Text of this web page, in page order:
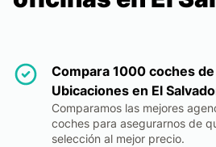
Compara 1000 coches
Ubicaciones en El
Comparamos las mejores
coches para asegurarnos de
selección al mejor precio.